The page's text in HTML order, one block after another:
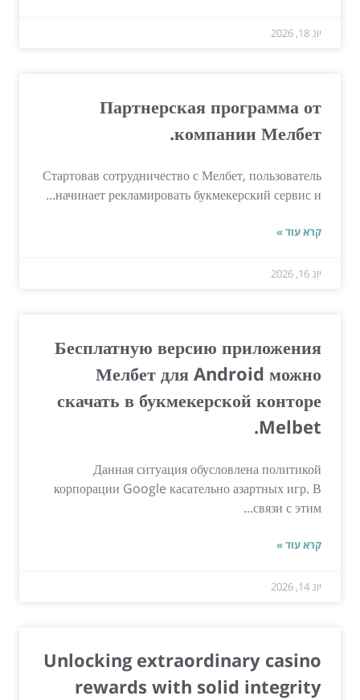
יונ 18, 2026
Партнерская программа от
компании Мелбет.
Стартовав сотрудничество с Мелбет, пользователь
начинает рекламировать букмекерский сервис и...
קרא עוד »
יונ 16, 2026
Бесплатную версию приложения
Мелбет для Android можно
скачать в букмекерской конторе
Melbet.
Данная ситуация обусловлена политикой
корпорации Google касательно азартных игр. В
связи с этим...
קרא עוד »
יונ 14, 2026
Unlocking extraordinary casino
rewards with solid integrity